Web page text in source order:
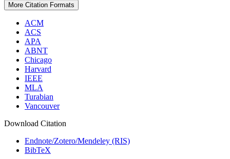
More Citation Formats
ACM
ACS
APA
ABNT
Chicago
Harvard
IEEE
MLA
Turabian
Vancouver
Download Citation
Endnote/Zotero/Mendeley (RIS)
BibTeX